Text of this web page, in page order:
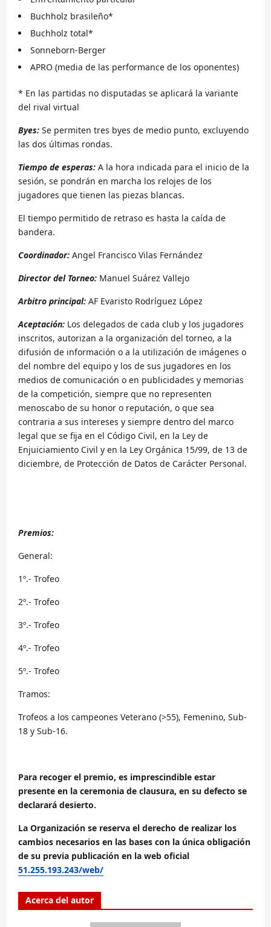
Buchholz brasileño*
Buchholz total*
Sonneborn-Berger
APRO (media de las performance de los oponentes)
* En las partidas no disputadas se aplicará la variante
del rival virtual
Byes: Se permiten tres byes de medio punto, excluyendo
las dos últimas rondas.
Tiempo de esperas: A la hora indicada para el inicio de la
sesión, se pondrán en marcha los relojes de los
jugadores que tienen las piezas blancas.
El tiempo permitido de retraso es hasta la caída de
bandera.
Coordinador: Angel Francisco Vilas Fernández
Director del Torneo: Manuel Suárez Vallejo
Arbitro principal: AF Evaristo Rodríguez López
Aceptación: Los delegados de cada club y los jugadores
inscritos, autorizan a la organización del torneo, a la
difusión de información o a la utilización de imágenes o
del nombre del equipo y los de sus jugadores en los
medios de comunicación o en publicidades y memorias
de la competición, siempre que no representen
menoscabo de su honor o reputación, o que sea
contraria a sus intereses y siempre dentro del marco
legal que se fija en el Código Civil, en la Ley de
Enjuiciamiento Civil y en la Ley Orgánica 15/99, de 13 de
diciembre, de Protección de Datos de Carácter Personal.
Premios:
General:
1º.- Trofeo
2º.- Trofeo
3º.- Trofeo
4º.- Trofeo
5º.- Trofeo
Tramos:
Trofeos a los campeones Veterano (>55), Femenino, Sub-
18 y Sub-16.
Para recoger el premio, es imprescindible estar
presente en la ceremonia de clausura, en su defecto se
declarará desierto.
La Organización se reserva el derecho de realizar los
cambios necesarios en las bases con la única obligación
de su previa publicación en la web oficial
51.255.193.243/web/
Acerca del autor